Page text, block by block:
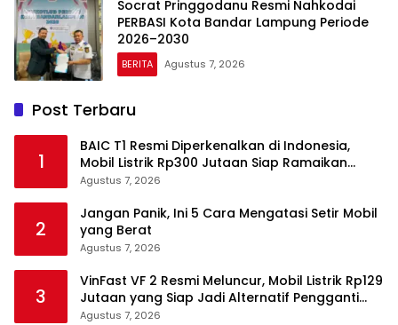
Socrat Pringgodanu Resmi Nahkodai
PERBASI Kota Bandar Lampung Periode
2026–2030
BERITA Agustus 7, 2026
Post Terbaru
1
BAIC T1 Resmi Diperkenalkan di Indonesia,
Mobil Listrik Rp300 Jutaan Siap Ramaikan
Pasar EV
Agustus 7, 2026
2
Jangan Panik, Ini 5 Cara Mengatasi Setir Mobil
yang Berat
Agustus 7, 2026
3
VinFast VF 2 Resmi Meluncur, Mobil Listrik Rp129
Jutaan yang Siap Jadi Alternatif Pengganti
Motor
Agustus 7, 2026